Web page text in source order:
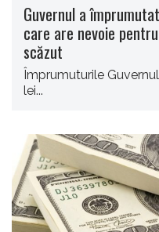
Guvernul a
care are nevoie
scăzut
Împrumuturile
lei...